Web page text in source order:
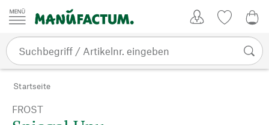
Zum Inhalt springen
Startseite
FROST